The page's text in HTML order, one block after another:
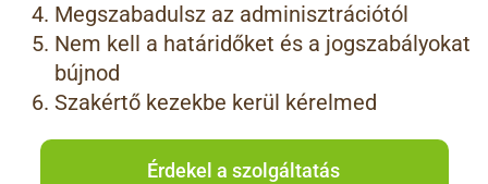
Megszabadulsz az adminisztrációtól
Nem kell a határidőket és a jogszabályokat
bújnod
Szakértő kezekbe kerül kérelmed
Érdekel a szolgáltatás